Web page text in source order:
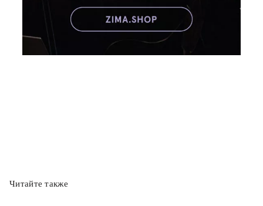
Читайте также